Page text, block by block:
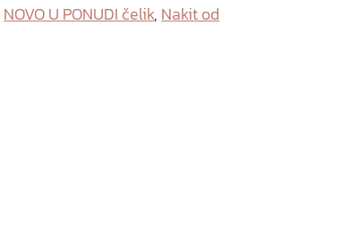
NOVO U PONUDI čelik, Nakit od